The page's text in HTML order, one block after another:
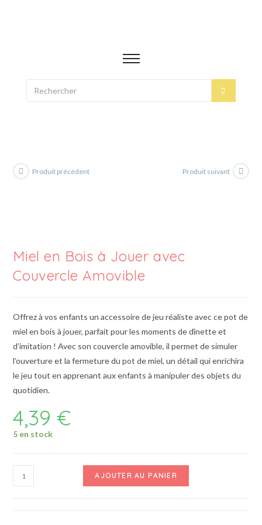
Produit précédent Produit suivant
Miel en Bois à Jouer avec
Couvercle Amovible
Offrez à vos enfants un accessoire de jeu réaliste avec ce pot de
miel en bois à jouer, parfait pour les moments de dînette et
d’imitation ! Avec son couvercle amovible, il permet de simuler
l’ouverture et la fermeture du pot de miel, un détail qui enrichira
le jeu tout en apprenant aux enfants à manipuler des objets du
quotidien.
4,39€
5 en stock
AJOUTER AU PANIER